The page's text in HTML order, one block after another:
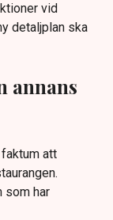
vid
detaljplan ska
annans
att
som har